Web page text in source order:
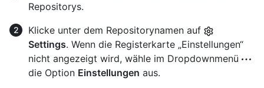
Repositorys.
Klicke unter dem Repositorynamen auf
Settings. Wenn die Registerkarte „Einstellungen“
nicht angezeigt wird, wähle im Dropdownmenü
die Option Einstellungen aus.